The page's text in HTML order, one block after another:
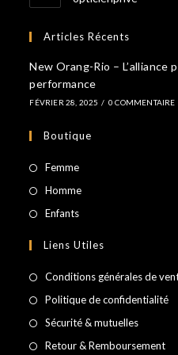
Articles Récents
New Orang-Rio –
performance
FÉVRIER 28, 2025 / 0 COMMENTAIRE
Boutique
FemmeS’ouvre
dans
onglet
HommeS’ouvre
nouvel
EnfantsS’ouvre
un
nouvel
Liens Utiles
Conditions générales de
Politique de confidentialité
Sécurité & mutuelles
Retour & Remboursement